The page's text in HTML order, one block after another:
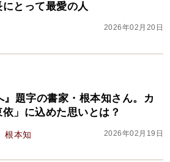
とって最愛の人
2026年02月20日
題字の書家・根本知さん。カ
」に込めた思いとは？
根本知 2026年02月19日